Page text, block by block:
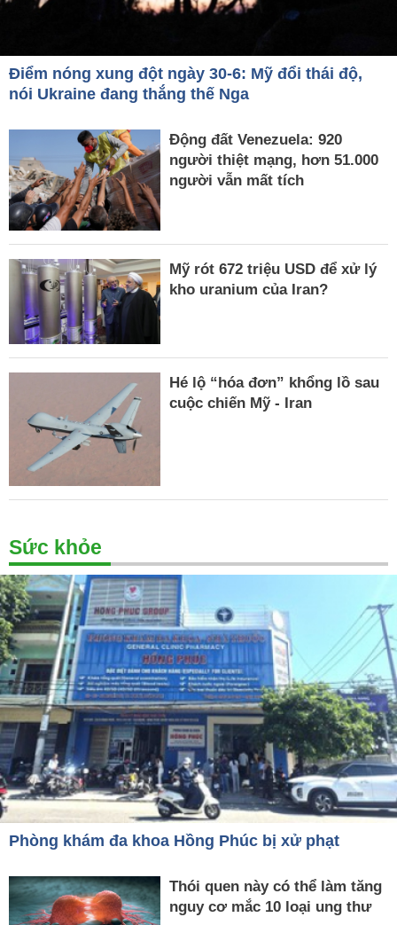
Điểm nóng xung đột ngày 30-6: Mỹ đổi thái độ,
nói Ukraine đang thắng thế Nga
Động đất Venezuela: 920
người thiệt mạng, hơn 51.000
người vẫn mất tích
Mỹ rót 672 triệu USD để xử lý
kho uranium của Iran?
Hé lộ “hóa đơn” khổng lồ sau
cuộc chiến Mỹ - Iran
Sức khỏe
Phòng khám đa khoa Hồng Phúc bị xử phạt
Thói quen này có thể làm tăng
nguy cơ mắc 10 loại ung thư